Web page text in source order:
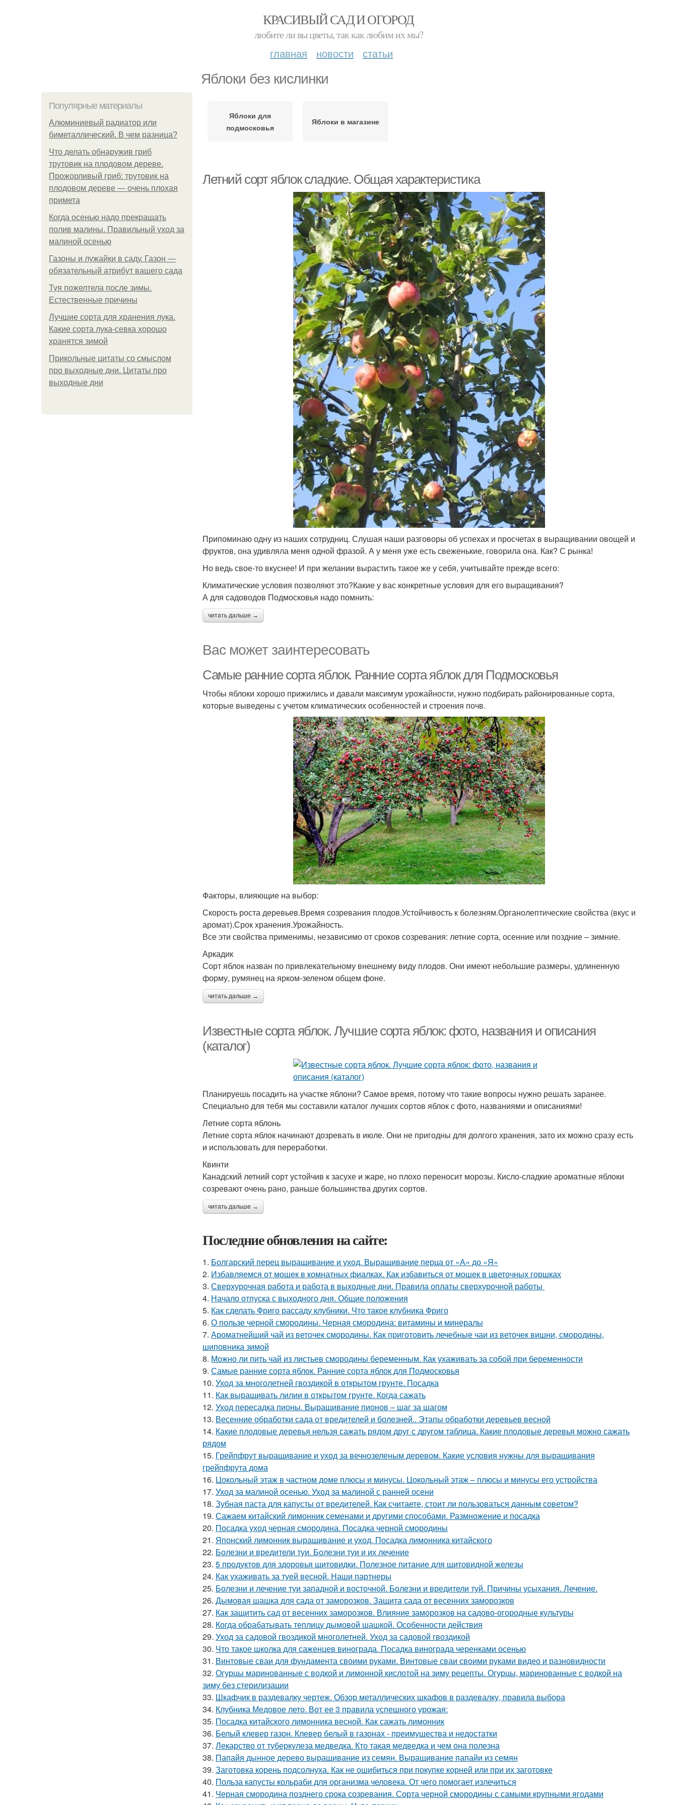
КРАСИВЫЙ САД И ОГОРОД
любите ли вы цветы, так как любим их мы?
главная новости статьи
Яблоки без кислинки
Популярные материалы
Алюминиевый радиатор или
биметаллический. В чем разница?
Что делать обнаружив гриб
трутовик на плодовом дереве.
Прожорливый гриб: трутовик на
плодовом дереве — очень плохая
примета
Когда осенью надо прекращать
полив малины. Правильный уход за
малиной осенью
Газоны и лужайки в саду. Газон —
обязательный атрибут вашего сада
Туя пожелтела после зимы.
Естественные причины
Лучшие сорта для хранения лука.
Какие сорта лука-севка хорошо
хранятся зимой
Прикольные цитаты со смыслом
про выходные дни. Цитаты про
выходные дни
Яблоки для
подмосковья
Яблоки в магазине
Летний сорт яблок сладкие. Общая характеристика
Припоминаю одну из наших сотрудниц. Слушая наши разговоры об успехах и просчетах в выращивании овощей и
фруктов, она удивляла меня одной фразой. А у меня уже есть свеженькие, говорила она. Как? С рынка!
Но ведь свое-то вкуснее! И при желании вырастить такое же у себя, учитывайте прежде всего:
Климатические условия позволяют это?Какие у вас конкретные условия для его выращивания?
А для садоводов Подмосковья надо помнить:
читать дальше →
Вас может заинтересовать
Самые ранние сорта яблок. Ранние сорта яблок для Подмосковья
Чтобы яблоки хорошо прижились и давали максимум урожайности, нужно подбирать районированные сорта,
которые выведены с учетом климатических особенностей и строения почв.
Факторы, влияющие на выбор:
Скорость роста деревьев.Время созревания плодов.Устойчивость к болезням.Органолептические свойства (вкус и
аромат).Срок хранения.Урожайность.
Все эти свойства применимы, независимо от сроков созревания: летние сорта, осенние или поздние – зимние.
Аркадик
Сорт яблок назван по привлекательному внешнему виду плодов. Они имеют небольшие размеры, удлиненную
форму, румянец на ярком-зеленом общем фоне.
читать дальше →
Известные сорта яблок. Лучшие сорта яблок: фото, названия и описания
(каталог)
Планируешь посадить на участке яблони? Самое время, потому что такие вопросы нужно решать заранее.
Специально для тебя мы составили каталог лучших сортов яблок с фото, названиями и описаниями!
Летние сорта яблонь
Летние сорта яблок начинают дозревать в июле. Они не пригодны для долгого хранения, зато их можно сразу есть
и использовать для переработки.
Квинти
Канадский летний сорт устойчив к засухе и жаре, но плохо переносит морозы. Кисло-сладкие ароматные яблоки
созревают очень рано, раньше большинства других сортов.
читать дальше →
Последние обновления на сайте:
1. Болгарский перец выращивание и уход. Выращивание перца от «А» до «Я»
2. Избавляемся от мошек в комнатных фиалках. Как избавиться от мошек в цветочных горшках
3. Сверхурочная работа и работа в выходные дни. Правила оплаты сверхурочной работы
4. Начало отпуска с выходного дня. Общие положения
5. Как сделать Фриго рассаду клубники. Что такое клубника Фриго
6. О пользе черной смородины. Черная смородина: витамины и минералы
7. Ароматнейший чай из веточек смородины. Как приготовить лечебные чаи из веточек вишни, смородины,
шиповника зимой
8. Можно ли пить чай из листьев смородины беременным. Как ухаживать за собой при беременности
9. Самые ранние сорта яблок. Ранние сорта яблок для Подмосковья
10. Уход за многолетней гвоздикой в открытом грунте. Посадка
11. Как выращивать лилии в открытом грунте. Когда сажать
12. Уход пересадка пионы. Выращивание пионов – шаг за шагом
13. Весенние обработки сада от вредителей и болезней.. Этапы обработки деревьев весной
14. Какие плодовые деревья нельзя сажать рядом друг с другом таблица. Какие плодовые деревья можно сажать
рядом
15. Грейпфрут выращивание и уход за вечнозеленым деревом. Какие условия нужны для выращивания
грейпфрута дома
16. Цокольный этаж в частном доме плюсы и минусы. Цокольный этаж – плюсы и минусы его устройства
17. Уход за малиной осенью. Уход за малиной с ранней осени
18. Зубная паста для капусты от вредителей. Как считаете, стоит ли пользоваться данным советом?
19. Сажаем китайский лимонник семенами и другими способами. Размножение и посадка
20. Посадка уход черная смородина. Посадка черной смородины
21. Японский лимонник выращивание и уход. Посадка лимонника китайского
22. Болезни и вредители туи. Болезни туи и их лечение
23. 5 продуктов для здоровья щитовидки. Полезное питание для щитовидной железы
24. Как ухаживать за туей весной. Наши партнеры
25. Болезни и лечение туи западной и восточной. Болезни и вредители туй. Причины усыхания. Лечение.
26. Дымовая шашка для сада от заморозков. Защита сада от весенних заморозков
27. Как защитить сад от весенних заморозков. Влияние заморозков на садово-огородные культуры
28. Когда обрабатывать теплицу дымовой шашкой. Особенности действия
29. Уход за садовой гвоздикой многолетней. Уход за садовой гвоздикой
30. Что такое школка для саженцев винограда. Посадка винограда черенками осенью
31. Винтовые сваи для фундамента своими руками. Винтовые сваи своими руками видео и разновидности
32. Огурцы маринованные с водкой и лимонной кислотой на зиму рецепты. Огурцы, маринованные с водкой на
зиму без стерилизации
33. Шкафчик в раздевалку чертеж. Обзор металлических шкафов в раздевалку, правила выбора
34. Клубника Медовое лето. Вот ее 3 правила успешного урожая:
35. Посадка китайского лимонника весной. Как сажать лимонник
36. Белый клевер газон. Клевер белый в газонах - преимущества и недостатки
37. Лекарство от туберкулеза медведка. Кто такая медведка и чем она полезна
38. Папайя дынное дерево выращивание из семян. Выращивание папайи из семян
39. Заготовка корень подсолнуха. Как не ошибиться при покупке корней или при их заготовке
40. Польза капусты кольраби для организма человека. От чего помогает излечиться
41. Черная смородина позднего срока созревания. Сорта черной смородины с самыми крупными ягодами